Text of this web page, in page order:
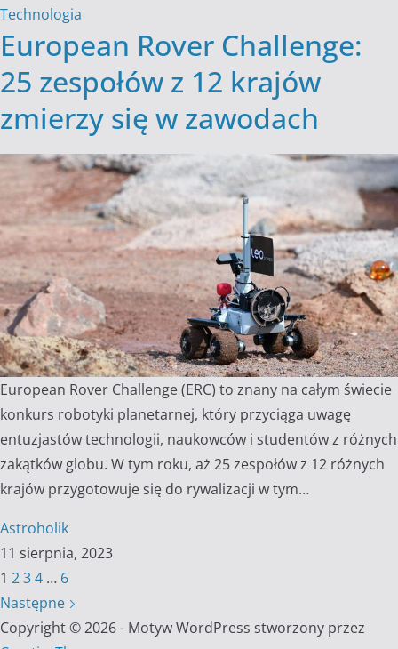
Technologia
European Rover Challenge:
25 zespołów z 12 krajów
zmierzy się w zawodach
European Rover Challenge (ERC) to znany na całym świecie
konkurs robotyki planetarnej, który przyciąga uwagę
entuzjastów technologii, naukowców i studentów z różnych
zakątków globu. W tym roku, aż 25 zespołów z 12 różnych
krajów przygotowuje się do rywalizacji w tym…
Astroholik
11 sierpnia, 2023
1 234 … 6
Następne
Copyright © 2026 - Motyw WordPress stworzony przez